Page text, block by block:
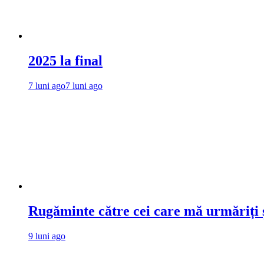
2025 la final
7 luni ago7 luni ago
Rugăminte către cei care mă urmăriți
9 luni ago